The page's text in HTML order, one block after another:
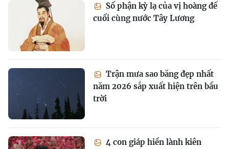
Số phận kỳ lạ của vị hoàng đế
cuối cùng nước Tây Lương
Trận mưa sao băng đẹp nhất
năm 2026 sắp xuất hiện trên bầu
trời
4 con giáp hiền lành kiên